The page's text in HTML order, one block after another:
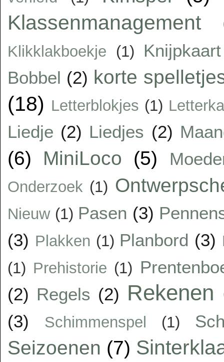
Klassenmanagement
Klikklakboekje (1)
Knijpkaart
Bobbel (2) korte
(18) Letterblokjes (1)
Liedje (2) Liedjes (2)
(6) MiniLoco (5)
Onderzoek (1)
Nieuw (1) Pasen (3)
(3) Plakken (1) Planbord (3)
(1) Prehistorie (1)
(2) Regels (2) Rekenen
(3) Schimmenspel (1)
Seizoenen (7)